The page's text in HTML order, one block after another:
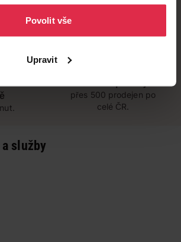
Povolit vše
Upravit
přes 500 prodejen po
celé ČR.
služby